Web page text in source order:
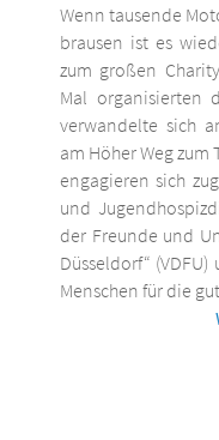
Wenn tausende
brausen ist es
zum großen
Mal organisierten
verwandelte sich
am Höher Weg zum
engagieren sich
und
der Freunde und
Düsseldorf“
Menschen für die